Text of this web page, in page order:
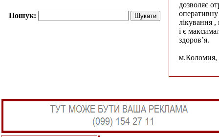
Пошук:
дозволяє
лікування ,
і є
здоров’я.
м.Коломия,